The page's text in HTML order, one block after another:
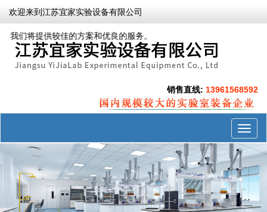
欢迎来到江苏宜家实验设备有限公司
我们将提供较佳的方案和优良的服务。
销售直线: 13961568592
展
开
导